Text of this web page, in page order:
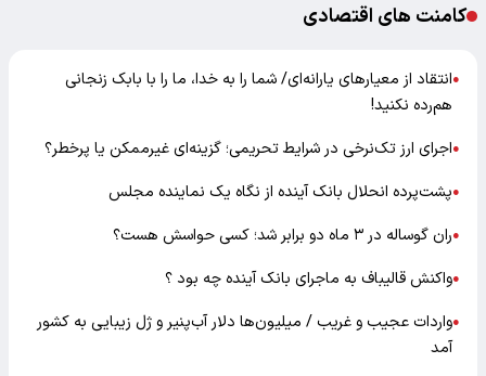
کامنت های اقتصادی
●انتقاد از معیارهای یارانه‌ای/ شما را به خدا، ما را با بابک زنجانی
هم‌رده نکنید!
●اجرای ارز تک‌نرخی در شرایط تحریمی؛ گزینه‌ای غیرممکن یا پرخطر؟
●پشت‌پرده انحلال بانک آینده از نگاه یک نماینده مجلس
●ران گوساله در ۳ ماه دو برابر شد؛ کسی حواسش هست؟
●واکنش قالیباف به ماجرای بانک آینده چه بود ؟
●واردات عجیب و غریب / میلیون‌ها دلار آب‌پنیر و ژل زیبایی به کشور
آمد